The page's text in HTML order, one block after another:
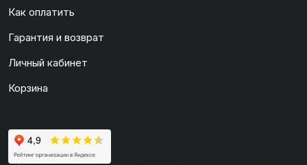
Как оплатить
Гарантия и возврат
Личный кабинет
Корзина